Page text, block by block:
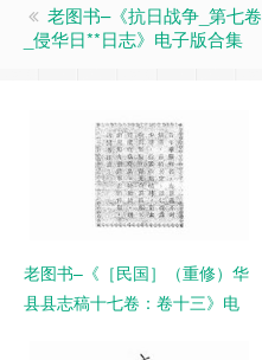
老图书–《抗日战争_第七卷
_侵华日**日志》电子版合集
老图书–《［民国］（重修）华
县县志稿十七卷：卷十三》电